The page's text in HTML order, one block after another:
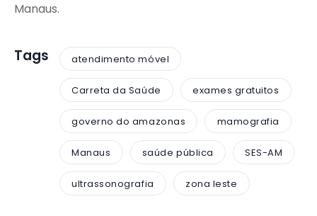
Manaus.
Tags atendimento móvel
Carreta da Saúde exames gratuitos
governo do amazonas mamografia
Manaus saúde pública SES-AM
ultrassonografia zona leste